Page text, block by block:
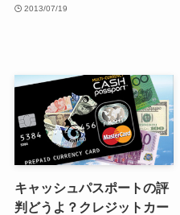
2013/07/19
キャッシュパスポートの評
判どうよ？クレジットカー